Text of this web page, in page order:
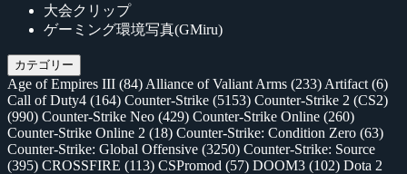
大会クリップ
ゲーミング環境写真(GMiru)
カテゴリー
Age of Empires III (84) Alliance of Valiant Arms (233) Artifact (6)
Call of Duty4 (164) Counter-Strike (5153) Counter-Strike 2 (CS2)
(990) Counter-Strike Neo (429) Counter-Strike Online (260)
Counter-Strike Online 2 (18) Counter-Strike: Condition Zero (63)
Counter-Strike: Global Offensive (3250) Counter-Strike: Source
(395) CROSSFIRE (113) CSPromod (57) DOOM3 (102) Dota 2